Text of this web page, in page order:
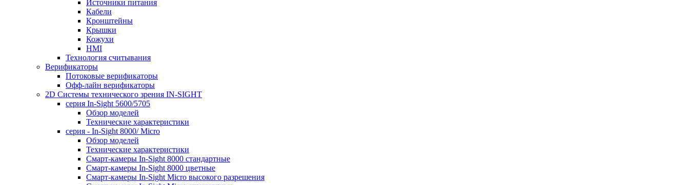
Источники питания
Кабели
Кронштейны
Крышки
Кожухи
HMI
Технология считывания
Верификаторы
Потоковые верификаторы
Офф-лайн верификаторы
2D Системы технического зрения IN-SIGHT
серия In-Sight 5600/5705
Обзор моделей
Технические характеристики
серия - In-Sight 8000/ Micro
Обзор моделей
Технические характеристики
Смарт-камеры In-Sight 8000 стандартные
Смарт-камеры In-Sight 8000 цветные
Смарт-камеры In-Sight Micro высокого разрешения